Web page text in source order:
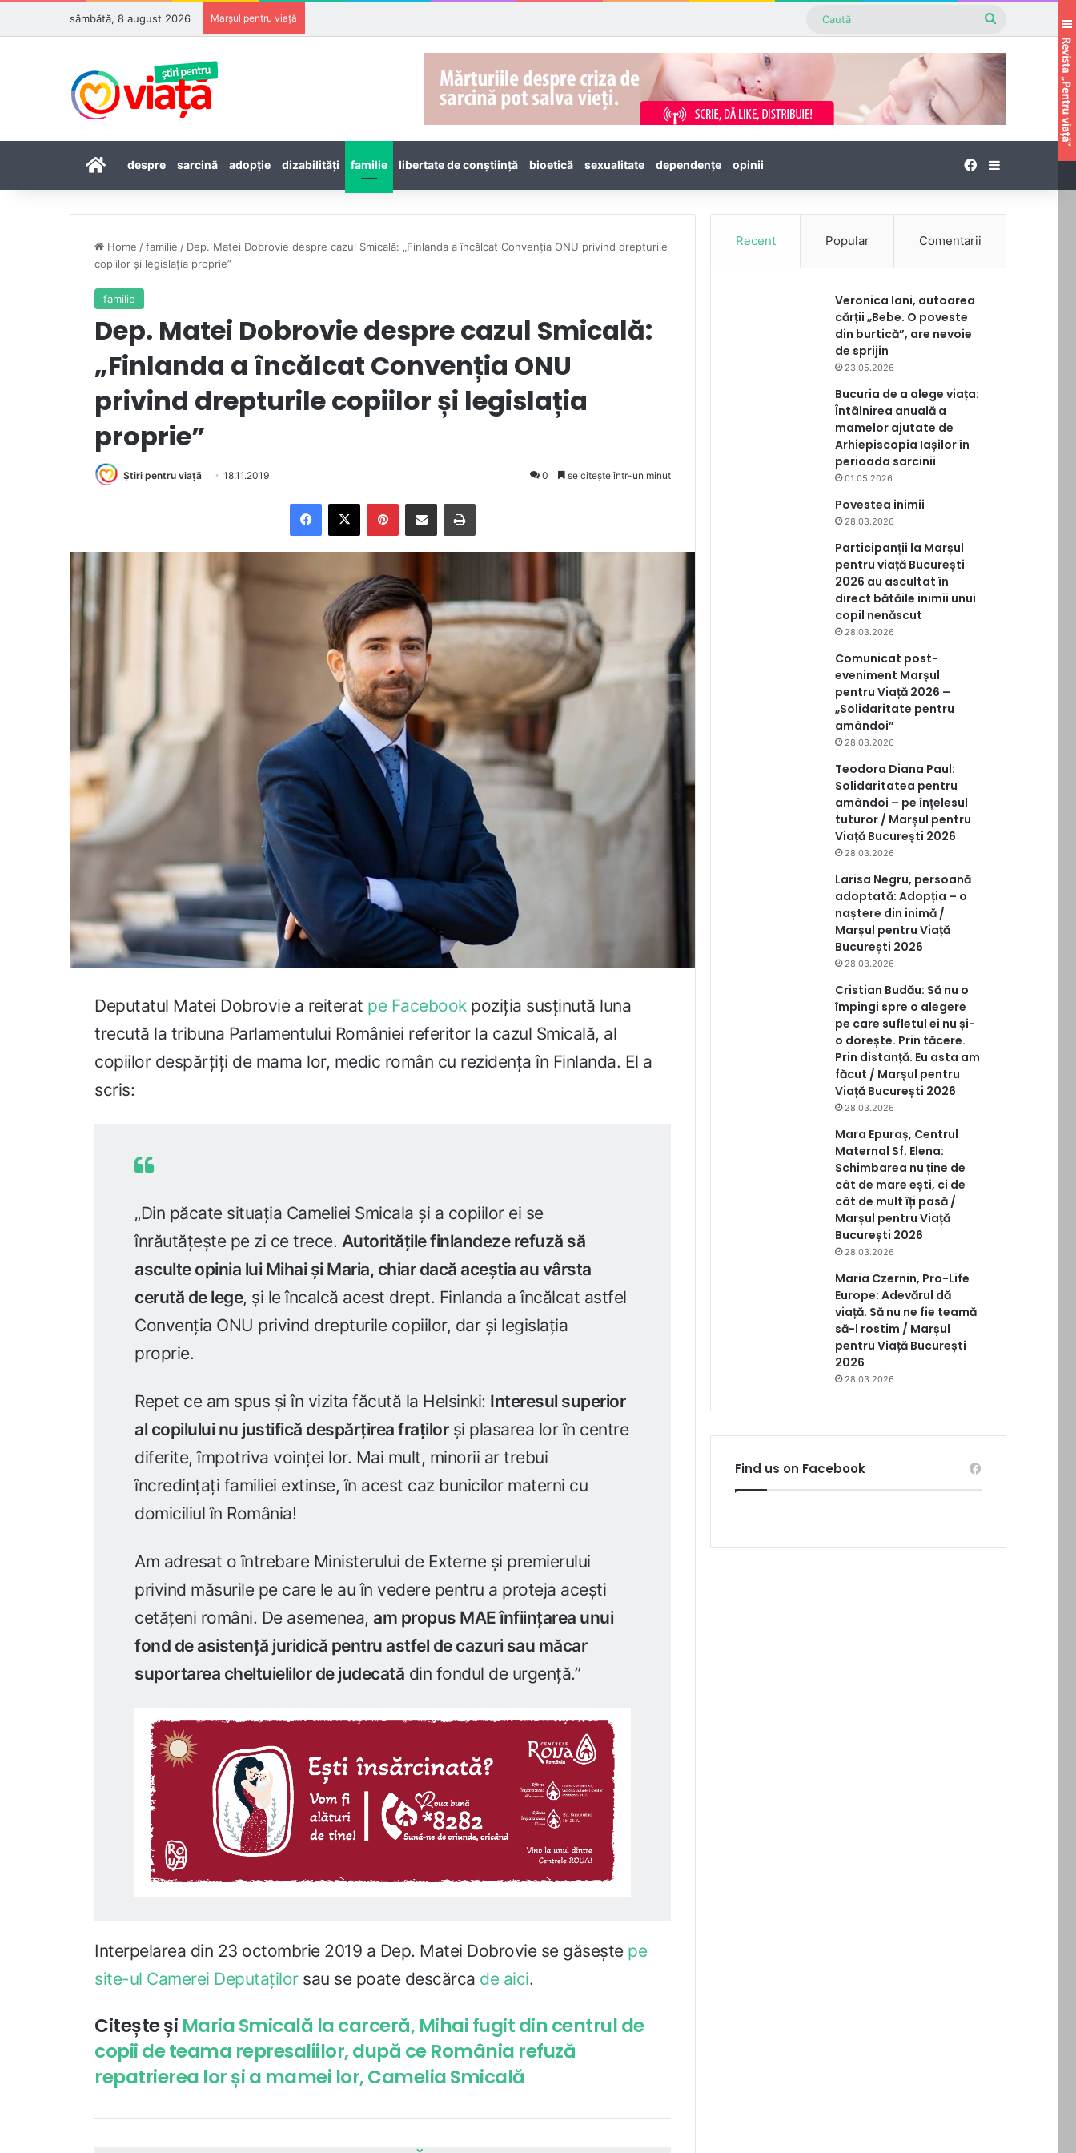
sâmbătă, 8 august 2026 Marșul pentru viață
Prima pagină
despre sarcină adopţie dizabilităţi familie libertate de conștiință bioetică sexualitate dependenţe opinii Facebook
Home /familie / Dep. Matei Dobrovie despre cazul Smicală: „Finlanda a încălcat Convenția ONU privind drepturile
copiilor și legislația proprie”
familie
Dep. Matei Dobrovie despre cazul Smicală:
„Finlanda a încălcat Convenția ONU
privind drepturile copiilor și legislația
proprie”
Știri pentru viață 18.11.2019 0 se citește într-un minut
Deputatul Matei Dobrovie a reiterat pe Facebookpoziția susținută luna
trecută la tribuna Parlamentului României referitor la cazul Smicală, al
copiilor despărțiți de mama lor, medic român cu rezidența în Finlanda. El a
scris:
„Din păcate situația Cameliei Smicala și a copiilor ei se
înrăutățește pe zi ce trece. Autoritățile finlandeze refuză să
asculte opinia lui Mihai și Maria, chiar dacă aceștia au vârsta
cerută de lege, și le încalcă acest drept. Finlanda a încălcat astfel
Convenția ONU privind drepturile copiilor, dar și legislația
proprie.
Repet ce am spus și în vizita făcută la Helsinki: Interesul superior
al copilului nu justifică despărțirea frațilorși plasarea lor în centre
diferite, împotriva voinței lor. Mai mult, minorii ar trebui
încredințați familiei extinse, în acest caz bunicilor materni cu
domiciliul în România!
Am adresat o întrebare Ministerului de Externe și premierului
privind măsurile pe care le au în vedere pentru a proteja acești
cetățeni români. De asemenea, am propus MAE înființarea unui
fond de asistență juridică pentru astfel de cazuri sau măcar
suportarea cheltuielilor de judecată din fondul de urgență.”
Interpelarea din 23 octombrie 2019 a Dep. Matei Dobrovie se găsește pe
site-ul Camerei Deputațilorsau se poate descărca de aici.
Citește și Maria Smicală la carceră, Mihai fugit din centrul de
copii de teama represaliilor, după ce România refuză
repatrierea lor și a mamei lor, Camelia Smicală
Recent Popular Comentarii
Veronica Iani, autoarea
cărții „Bebe. O poveste
din burtică”, are nevoie
de sprijin
23.05.2026
Bucuria de a alege viața:
Întâlnirea anuală a
mamelor ajutate de
Arhiepiscopia Iașilor în
perioada sarcinii
01.05.2026
Povestea inimii
28.03.2026
Participanții la Marșul
pentru viață București
2026 au ascultat în
direct bătăile inimii unui
copil nenăscut
28.03.2026
Comunicat post-
eveniment Marșul
pentru Viață 2026 –
„Solidaritate pentru
amândoi”
28.03.2026
Teodora Diana Paul:
Solidaritatea pentru
amândoi – pe înțelesul
tuturor / Marșul pentru
Viață București 2026
28.03.2026
Larisa Negru, persoană
adoptată: Adopția – o
naștere din inimă /
Marșul pentru Viață
București 2026
28.03.2026
Cristian Budău: Să nu o
împingi spre o alegere
pe care sufletul ei nu și-
o dorește. Prin tăcere.
Prin distanță. Eu asta am
făcut / Marșul pentru
Viață București 2026
28.03.2026
Mara Epuraș, Centrul
Maternal Sf. Elena:
Schimbarea nu ține de
cât de mare ești, ci de
cât de mult îți pasă /
Marșul pentru Viață
București 2026
28.03.2026
Maria Czernin, Pro-Life
Europe: Adevărul dă
viață. Să nu ne fie teamă
să-l rostim / Marșul
pentru Viață București
2026
28.03.2026
Find us on Facebook